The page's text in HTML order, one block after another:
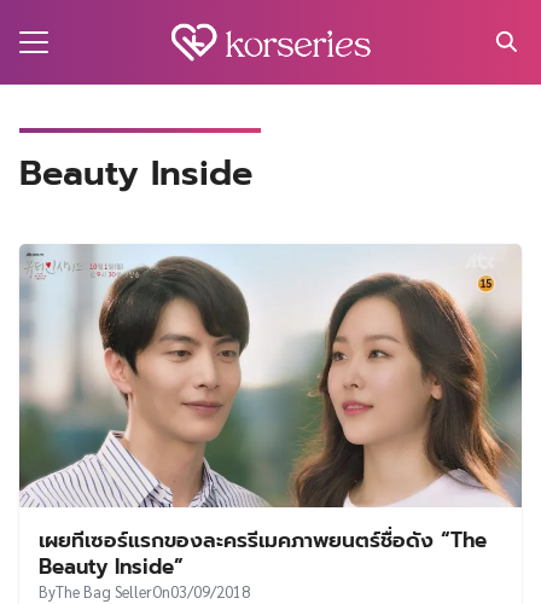
Beauty Inside
เผยทีเซอร์แรกของละครรีเมคภาพยนตร์ชื่อดัง “The
Beauty Inside”
ByThe Bag SellerOn03/09/2018